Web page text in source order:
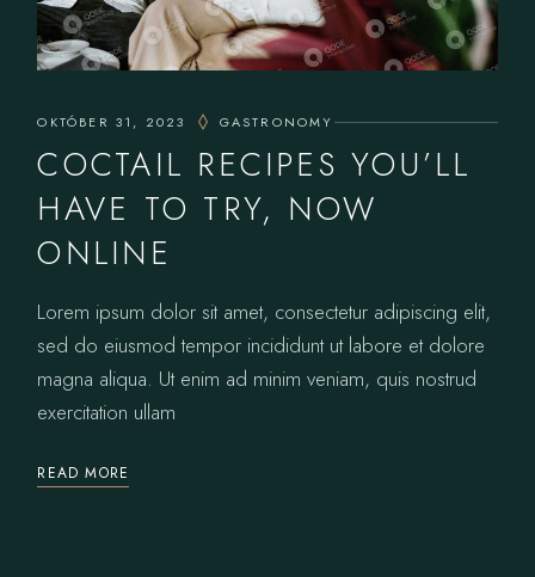
OKTÓBER 31, 2023 GASTRONOMY
COCTAIL RECIPES YOU’LL
HAVE TO TRY, NOW
ONLINE
Lorem ipsum dolor sit amet, consectetur adipiscing elit,
sed do eiusmod tempor incididunt ut labore et dolore
magna aliqua. Ut enim ad minim veniam, quis nostrud
exercitation ullam
READ MORE